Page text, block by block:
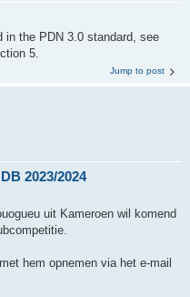
in the PDN 3.0 standard, see
5.
Jump to post
2023/2024
uit Kameroen wil komend
hem opnemen via het e-mail